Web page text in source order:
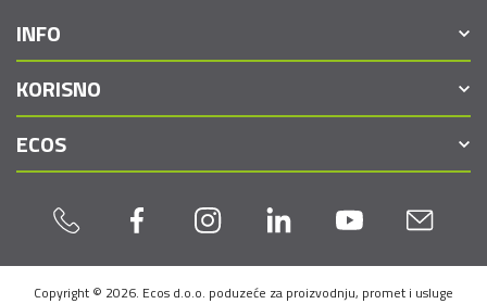
INFO
KORISNO
ECOS
Copyright © 2026. Ecos d.o.o. poduzeće za proizvodnju, promet i usluge